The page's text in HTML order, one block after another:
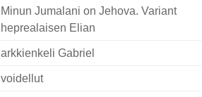
Minun Jumalani on Jehova. Variant
heprealaisen Elian
arkkienkeli Gabriel
voidellut